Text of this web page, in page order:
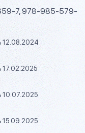
7, 978-985-579-
12.08.2024
17.02.2025
10.07.2025
15.09.2025